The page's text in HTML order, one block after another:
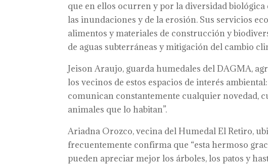
que en ellos ocurren y por la diversidad
las inundaciones y de la erosión. Sus servicios
alimentos y materiales de construcción y
de aguas subterráneas y mitigación del cambio
Jeison Araujo, guarda humedales del DAGMA,
los vecinos de estos espacios de interés
comunican constantemente cualquier novedad,
animales que lo habitan”.
Ariadna Orozco, vecina del Humedal El Retiro,
frecuentemente confirma que “esta hermoso
pueden apreciar mejor los árboles, los patos y